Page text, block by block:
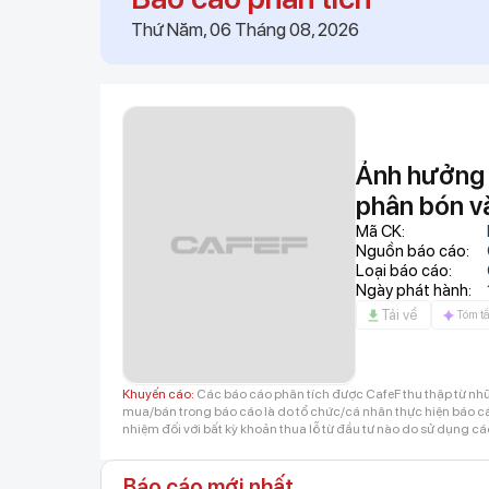
03:24
Hà Nội: Siết chặt hoạt
03:23
lý 36 triệu giao dịch,
45 tuổi ly hôn, không
cuộc sống độc thân
Cận cảnh nơi Hà Nội
văn hóa
Trung Quốc bất ngờ
Giá vàng thế giới tăng
Thông tin mới nhất về
đầu tư hơn 23.000 tỷ
Thứ Năm, 06 Tháng 08, 2026
Ảnh
phân bón
Mã CK:
Nguồn báo cáo:
Loại báo cáo:
Ngày phát hành:
Tải về Tóm
Khuyến cáo: Các báo cáo phân tích được CafeF thu thập từ
mua/bán trong báo cáo là do tổ chức/cá nhân thực hiện báo
nhiệm đối với bất kỳ khoản thua lỗ từ đầu tư nào do sử dụng